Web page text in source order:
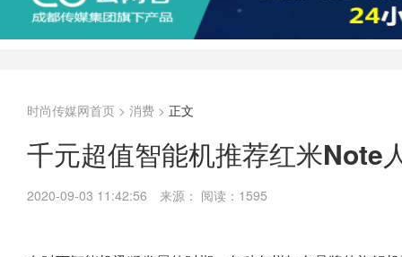
时尚传媒网首页 > 消费 > 正文
千元超值智能机推荐红米Note
2020-09-03 11:42:56 来源： 阅读：1595